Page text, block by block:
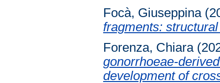
Focà, Giuseppina
fragments:
Forenza, Chiara
gonorrhoeae-
development of